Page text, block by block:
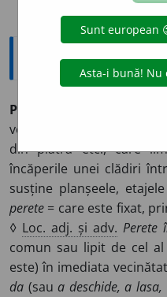
Explicative DEX
PER
vertical (sau puțin
din piatră etc., care
încăperile unei clădiri
susține planșeele,
perete = care este fixat,
◊ Loc. adj. și adv. Perete
comun sau lipit de cel al
este) în imediata
da (saua deschide, a